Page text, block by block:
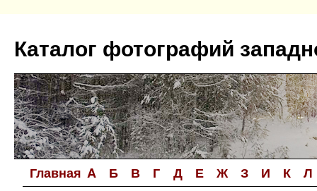
содержимому
Каталог фотографий
Главная A Б В Г Д Е Ж З И К Л